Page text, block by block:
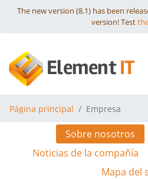
Skip to content
The new version (8.1) has been
version! Test
ElementIT
Página principal Empresa
Sobre nosotros
Noticias de la compañía
Mapa del
DESCARGAR
PRECIOS
SOPORTE